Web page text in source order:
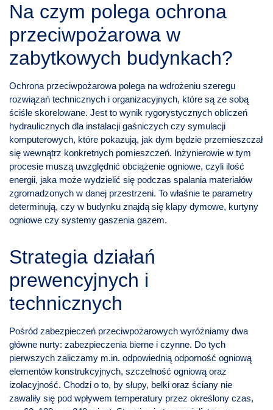
Na czym polega ochrona
przeciwpożarowa w
zabytkowych budynkach?
Ochrona przeciwpożarowa polega na wdrożeniu szeregu
rozwiązań technicznych i organizacyjnych, które są ze sobą
ściśle skorelowane. Jest to wynik rygorystycznych obliczeń
hydraulicznych dla instalacji gaśniczych czy symulacji
komputerowych, które pokazują, jak dym będzie przemieszczał
się wewnątrz konkretnych pomieszczeń. Inżynierowie w tym
procesie muszą uwzględnić obciążenie ogniowe, czyli ilość
energii, jaka może wydzielić się podczas spalania materiałów
zgromadzonych w danej przestrzeni. To właśnie te parametry
determinują, czy w budynku znajdą się klapy dymowe, kurtyny
ogniowe czy systemy gaszenia gazem.
Strategia działań
prewencyjnych i
technicznych
Pośród zabezpieczeń przeciwpożarowych wyróżniamy dwa
główne nurty: zabezpieczenia bierne i czynne. Do tych
pierwszych zaliczamy m.in. odpowiednią odporność ogniową
elementów konstrukcyjnych, szczelność ogniową oraz
izolacyjność. Chodzi o to, by słupy, belki oraz ściany nie
zawaliły się pod wpływem temperatury przez określony czas,